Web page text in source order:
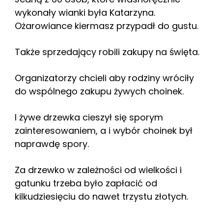
wykonały wianki była Katarzyna.
Ożarowiance kiermasz przypadł do gustu.
Także sprzedający robili zakupy na święta.
Organizatorzy chcieli aby rodziny wróciły
do wspólnego zakupu żywych choinek.
I żywe drzewka cieszył się sporym
zainteresowaniem, a i wybór choinek był
naprawdę spory.
Za drzewko w zależności od wielkości i
gatunku trzeba było zapłacić od
kilkudziesięciu do nawet trzystu złotych.